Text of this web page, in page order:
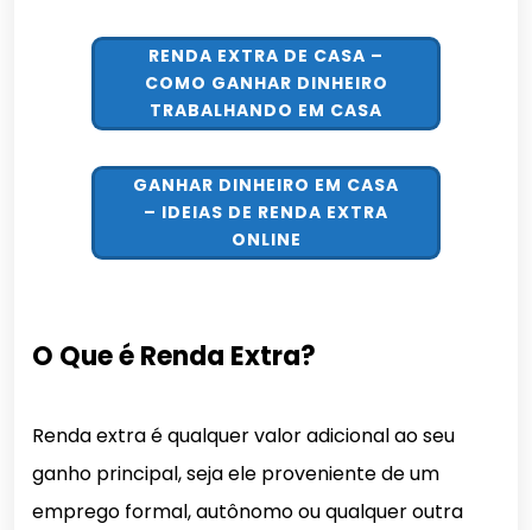
RENDA EXTRA DE CASA –
COMO GANHAR DINHEIRO
TRABALHANDO EM CASA
GANHAR DINHEIRO EM CASA
– IDEIAS DE RENDA EXTRA
ONLINE
O Que é Renda Extra?
Renda extra é qualquer valor adicional ao seu
ganho principal, seja ele proveniente de um
emprego formal, autônomo ou qualquer outra